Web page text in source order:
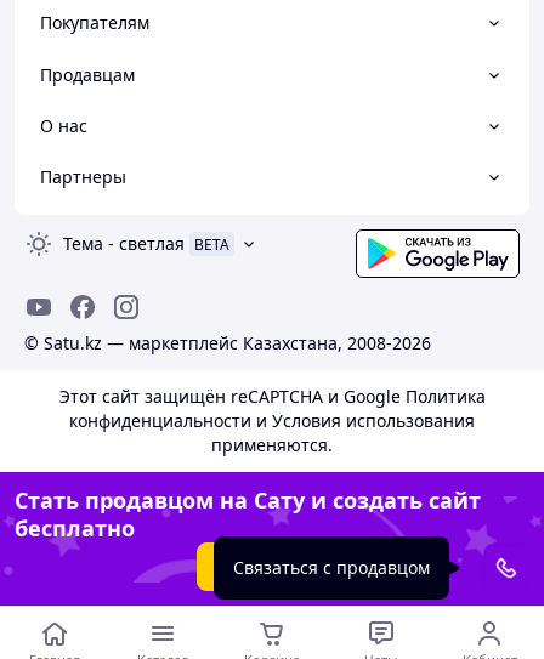
Покупателям
Продавцам
О нас
Партнеры
Тема - светлая BETA
© Satu.kz — маркетплейс Казахстана, 2008-2026
Этот сайт защищён reCAPTCHA и Google Политика
конфиденциальности и Условия использования
применяются.
Стать продавцом на Сату и создать сайт
бесплатно
Создать сайт
Связаться с продавцом